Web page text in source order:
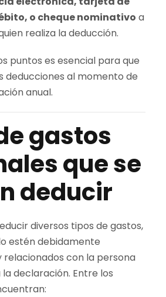
o cheque nominativo a
realiza la deducción.
puntos es esencial para que
deducciones al momento de
anual.
gastos
que se
deducir
diversos tipos de gastos,
estén debidamente
con la persona
declaración. Entre los